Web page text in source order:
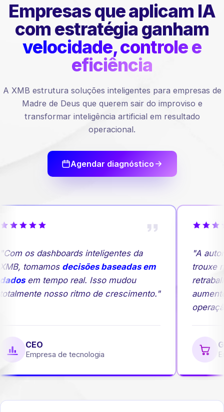
Empresas que aplicam IA
com estratégia ganham
velocidade, controle e
eficiência
A XMB estrutura soluções inteligentes para empresas de
Madre de Deus que querem sair do improviso e
transformar inteligência artificial em resultado
operacional.
Agendar diagnóstico
os dashboards inteligentes da
tomamosdecisões baseadas em
em tempo real. Isso mudou
nosso ritmo de crescimento."
CEO
Empresa de tecnologia
"A
trouxe